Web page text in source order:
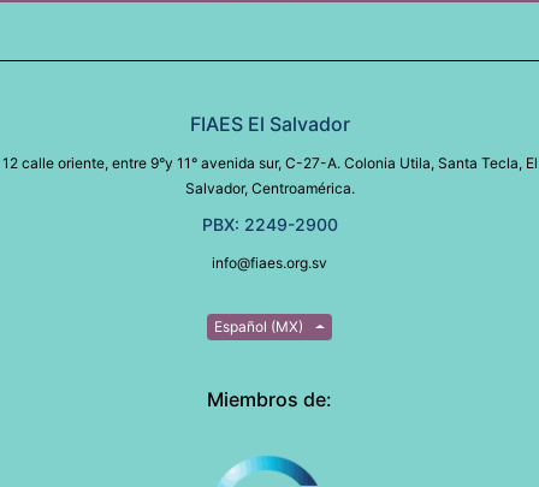
FIAES El Salvador
12 calle oriente, entre 9°y 11° avenida sur, C-27-A. Colonia Utila, Santa Tecla, El
Salvador, Centroamérica.
PBX: 2249-2900
info@fiaes.org.sv
Español (MX)
Miembros de: